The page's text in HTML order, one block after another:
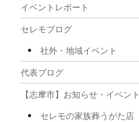
2025年9月
2025年7月
2025年6月
イベントレポート
セレモブログ
社外・地域イベント
代表ブログ
【志摩市】お知らせ・イベント
セレモの家族葬うがた店